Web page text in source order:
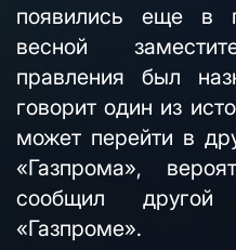
появились еще в
весной
правления был
говорит один из
может перейти в
«Газпрома»,
сообщил
«Газпроме».